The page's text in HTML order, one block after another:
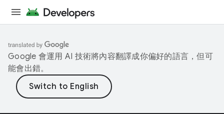
Google 會運用 AI 技術將內容翻譯成你偏好的語言，但可
能會出錯。